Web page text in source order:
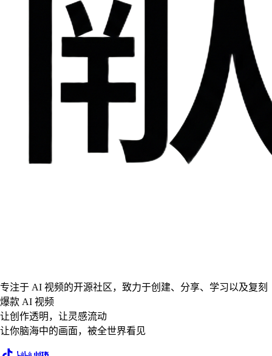
专注于 AI 视频的开源社区，致力于创建、分享、学习以及复刻
爆款 AI 视频
让创作透明，让灵感流动
让你脑海中的画面，被全世界看见